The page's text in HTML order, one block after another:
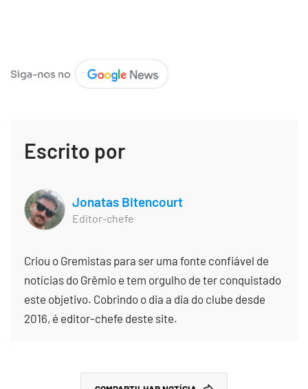
Escrito por
Jonatas Bitencourt
Editor-chefe
Criou o Gremistas para ser uma fonte confiável de
notícias do Grêmio e tem orgulho de ter conquistado
este objetivo. Cobrindo o dia a dia do clube desde
2016, é editor-chefe deste site.